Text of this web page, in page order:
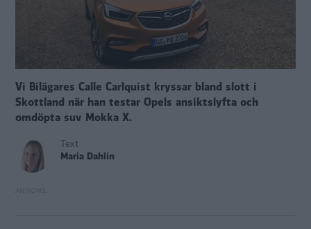
Vi Bilägares Calle Carlquist kryssar bland slott i
Skottland när han testar Opels ansiktslyfta och
omdöpta suv Mokka X.
Text
Maria Dahlin